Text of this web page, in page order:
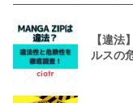
【違
ルスの